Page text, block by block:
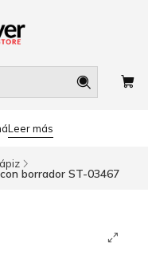
Leer más
borrador ST-03467